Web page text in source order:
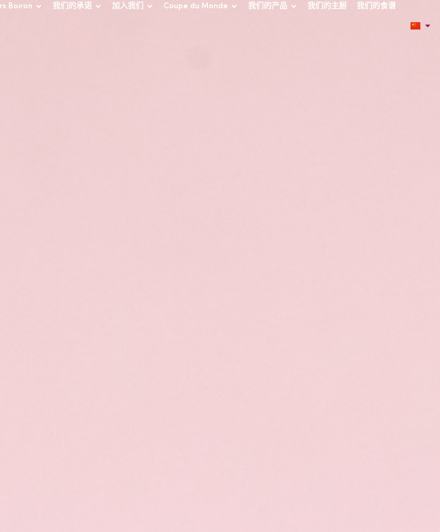
Boiron 我们的承诺 加入我们 Coupe du Monde 我们的产品 我们的主厨 我们的食谱